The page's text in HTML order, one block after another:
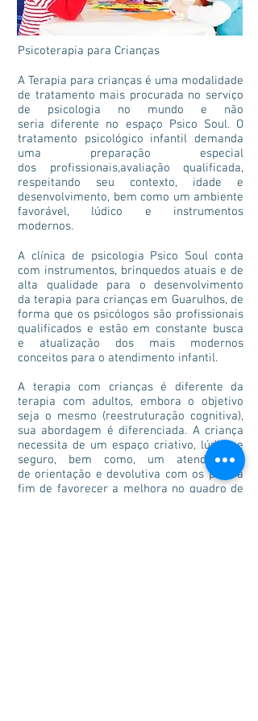
Psicoterapia para Crianças
A Terapia para crianças é uma modalidade
de tratamento mais procurada no serviço
de psicologia no mundo e não
seria diferente no espaço Psico Soul. O
tratamento psicológico infantil demanda
uma preparação especial
dos profissionais,avaliação qualificada,
respeitando seu contexto, idade e
desenvolvimento, bem como um ambiente
favorável, lúdico e instrumentos
modernos.
A clínica de psicologia Psico Soul conta
com instrumentos, brinquedos atuais e de
alta qualidade para o desenvolvimento
da terapia para crianças em Guarulhos, de
forma que os psicólogos são profissionais
qualificados e estão em constante busca
e atualização dos mais modernos
conceitos para o atendimento infantil.
A terapia com crianças é diferente da
terapia com adultos, embora o objetivo
seja o mesmo (reestruturação cognitiva),
sua abordagem é diferenciada. A criança
necessita de um espaço criativo, lúdico e
seguro, bem como, um atendimento
de orientação e devolutiva com os pais, a
fim de favorecer a melhora no quadro de